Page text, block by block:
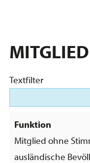
Textfilter
Mitglied ohne
ausländische